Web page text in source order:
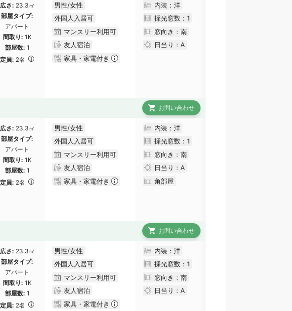
広さ
23.3㎡
部屋タイプ
アパート
間取り 1K
部屋数 1
定員 2名
男性/女性
外国人入居可
マンスリー利用可
友人宿泊
家具・家電付き
内装：洋
採光窓数： 1
窓向き：南
日当り： A
お問い合わせ
広さ
23.3㎡
部屋タイプ
アパート
間取り 1K
部屋数 1
定員 2名
男性/女性
外国人入居可
マンスリー利用可
友人宿泊
家具・家電付き
内装：洋
採光窓数： 1
窓向き：南
日当り： A
角部屋
お問い合わせ
広さ
23.3㎡
部屋タイプ
アパート
間取り 1K
部屋数 1
定員 2名
男性/女性
外国人入居可
マンスリー利用可
友人宿泊
家具・家電付き
内装：洋
採光窓数： 1
窓向き：南
日当り： A